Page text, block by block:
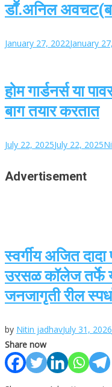
डाॕ.अनिल
January 27, 2022January
होम गार्डनर्स या
बाग तयार करतात
July 22, 2025July 22, 2025
Advertisement
स्वर्गीय अजित दादा
उरसळ कॉलेज तर्फे
जनजागृती रील
by Nitin jadhavJuly 31, 2026
Share now